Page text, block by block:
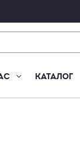
КАТАЛОГ